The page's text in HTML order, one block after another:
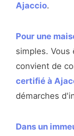
Ajaccio.
Pour une
simples. Vous
convient de
certifié à
démarches
Dans un